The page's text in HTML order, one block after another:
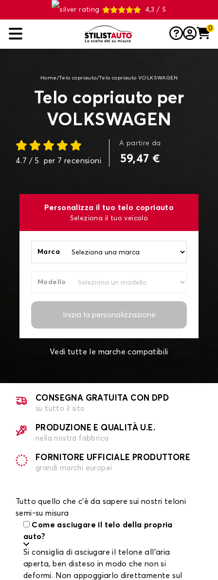
4,3 / 5
0
Home /Telo copriauto/Telo copriauto VOLKSWAGEN
Telo copriauto per
VOLKSWAGEN
4.7 / 5 per 7 recensioni
A partire da
59,47 €
Personalizza il tuo telo copriauto
Seleziona il tuo veicolo
Marca
Modello
Inizia la personalizzazione
Vedi tutte le marche compatibili
CONSEGNA GRATUITA CON DPD
su tutto il sito
PRODUZIONE E QUALITÀ U.E.
nella nostra fabbrica
FORNITORE UFFICIALE PRODUTTORE
grandi marchi europei
Tutto quello che c'è da sapere sui nostri teloni
semi-su misura
Come asciugare il telo della propria
auto?
Si consiglia di asciugare il telone all'aria
aperta, ben disteso in modo che non si
deformi. Non appoggiarlo direttamente sul